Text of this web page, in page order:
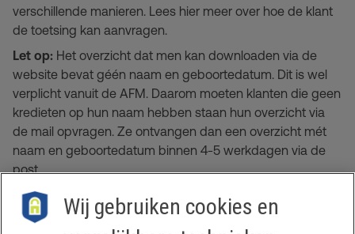
verschillende manieren. Lees hier meer over hoe de klant
de toetsing kan aanvragen.
Let op: Het overzicht dat men kan downloaden via de
website bevat géén naam en geboortedatum. Dit is wel
verplicht vanuit de AFM. Daarom moeten klanten die geen
kredieten op hun naam hebben staan hun overzicht via
de mail opvragen. Ze ontvangen dan een overzicht mét
naam en geboortedatum binnen 4-5 werkdagen via de
post.
Meer informatie over NBB-toetsing
Wij gebruiken cookies en